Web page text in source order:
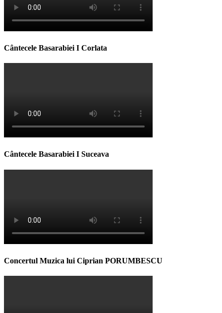
Cântecele Basarabiei I Corlata
Cântecele Basarabiei I Suceava
Concertul Muzica lui Ciprian PORUMBESCU